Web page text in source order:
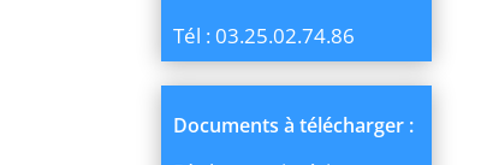
Tél : 03.25.02.74.86
Documents à télécharger :